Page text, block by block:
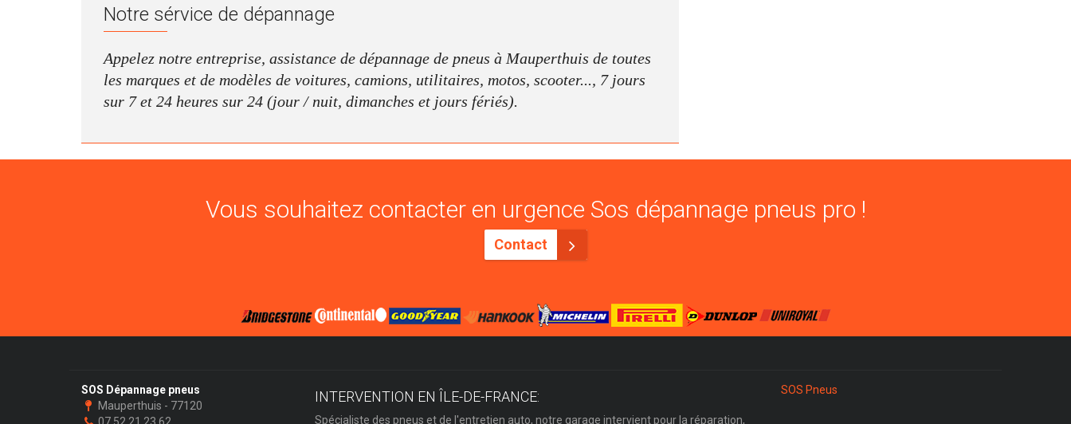
Notre sérvice de dépannage
Appelez notre entreprise, assistance de dépannage de pneus à Mauperthuis de toutes
les marques et de modèles de voitures, camions, utilitaires, motos, scooter..., 7 jours
sur 7 et 24 heures sur 24 (jour / nuit, dimanches et jours fériés).
Vous souhaitez contacter en urgence Sos dépannage pneus pro !
Contact
SOS Dépannage pneus
Mauperthuis - 77120
INTERVENTION EN ÎLE-DE-FRANCE:
Spécialiste des pneus et de l'entretien auto, notre garage intervient pour la réparation,
SOS Pneus